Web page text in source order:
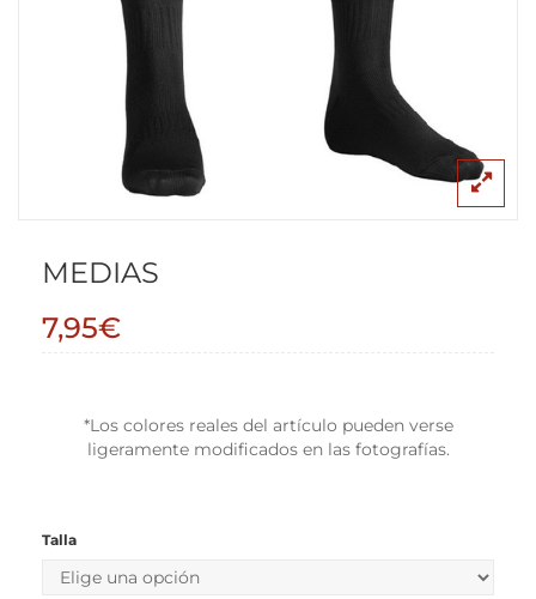
MEDIAS
7,95€
*Los colores reales del artículo pueden verse
ligeramente modificados en las fotografías.
Talla